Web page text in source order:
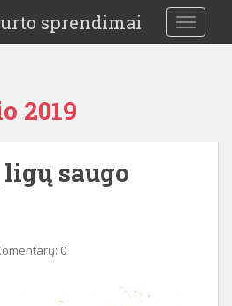
sprendimai
2019
saugo
0